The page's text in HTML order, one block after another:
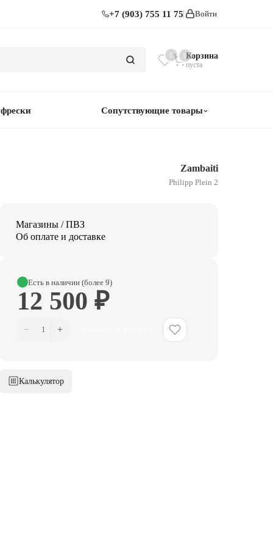
+7 (903) 755 11 75 Войти
0 0Корзина
пуста
Сопутствующие товары
Zambaiti
Philipp Plein 2
Магазины / ПВЗ
Об оплате и доставке
Есть в наличии (более 9)
12 500 ₽
− 1 +
Калькулятор